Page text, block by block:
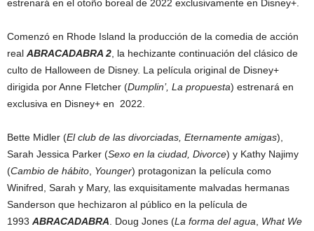
estrenará en el otoño boreal de 2022 exclusivamente en Disney+.
Comenzó en Rhode Island la producción de la comedia de acción
real ABRACADABRA 2 , la hechizante continuación del clásico de
culto de Halloween de Disney. La película original de Disney+
dirigida por Anne Fletcher (Dumplin’, La propuesta) estrenará en
exclusiva en Disney+ en 2022.
Bette Midler (El club de las divorciadas, Eternamente amigas),
Sarah Jessica Parker (Sexo en la ciudad, Divorce) y Kathy Najimy
(Cambio de hábito Younger) protagonizan la película como
Winifred, Sarah y Mary, las exquisitamente malvadas hermanas
Sanderson que hechizaron al público en la película de
1993 ABRACADABRA . Doug Jones (La forma del agua
What We